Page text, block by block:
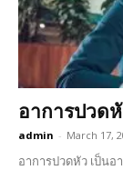
อาการปวด
admin - March 17,
อาการปวดหัว เป็น